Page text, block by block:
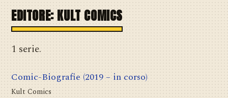
EDITORE: KULT COMICS
1 serie.
Comic-Biografie (2019 – in corso)
Kult Comics